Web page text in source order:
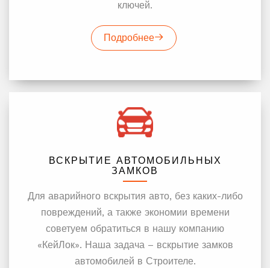
минут!
ключей.
Подробнее
ВСКРЫТИЕ АВТОМОБИЛЬНЫХ
ЗАМКОВ
Для аварийного вскрытия авто, без каких-либо
повреждений, а также экономии времени
советуем обратиться в нашу компанию
«КейЛок». Наша задача – вскрытие замков
автомобилей в Строителе.